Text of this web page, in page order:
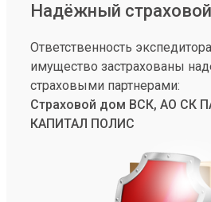
Надёжный страховой
Ответственность
имущество застрахованы
страховыми партнерами:
Страховой дом ВСК, АО СК
КАПИТАЛ ПОЛИС